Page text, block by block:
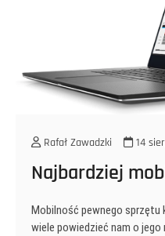
Rafał Zawadzki 14
Najbardziej
Mobilność pewnego
wiele powiedzieć nam o